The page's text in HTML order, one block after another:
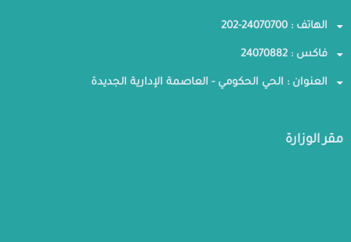
الهاتف : 24070700-202
فاكس : 24070882
العنوان : الحي الحكومي - العاصمة الإدارية الجديدة
مقر الوزارة